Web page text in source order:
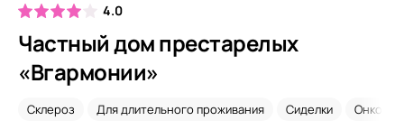
4.0
Частный дом престарелых
«Вгармонии»
Склероз Для длительного проживания Сиделки